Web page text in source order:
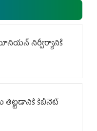
నిర్వీర్యానికి
కేబినెట్‌